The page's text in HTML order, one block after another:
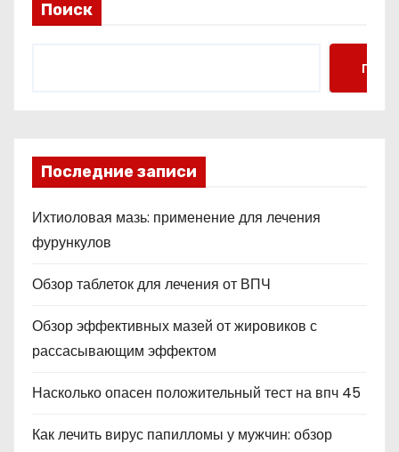
Поиск
Поиск
Последние записи
Ихтиоловая мазь: применение для лечения
фурункулов
Обзор таблеток для лечения от ВПЧ
Обзор эффективных мазей от жировиков с
рассасывающим эффектом
Насколько опасен положительный тест на впч 45
Как лечить вирус папилломы у мужчин: обзор